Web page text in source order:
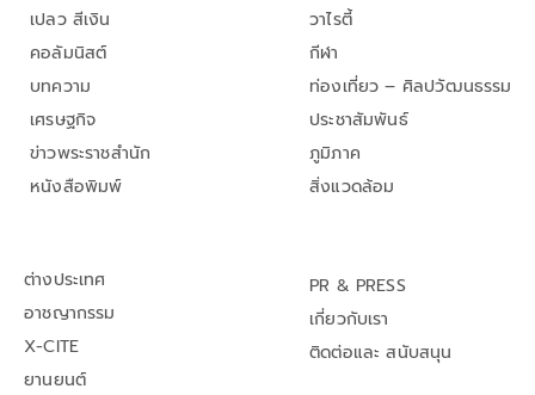
เปลว สีเงิน
คอลัมนิสต์
บทความ
เศรษฐกิจ
ข่าวพระราชสำนัก
หนังสือพิมพ์
วาไรตี้
กีฬา
ท่องเที่ยว – ศิลปวัฒนธรรม
ประชาสัมพันธ์
ภูมิภาค
สิ่งแวดล้อม
ต่างประเทศ
อาชญากรรม
X-CITE
ยานยนต์
PR & PRESS
เกี่ยวกับเรา
ติดต่อและ สนับสนุน